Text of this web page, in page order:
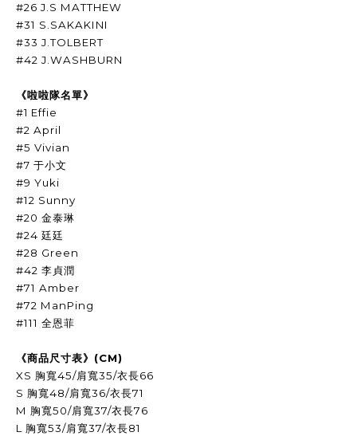
#26 J.S MATTHEW
#31 S.SAKAKINI
#33 J.TOLBERT
#42 J.WASHBURN
《啦啦隊名單》
#1 Effie
#2 April
#5 Vivian
#7 于小文
#9 Yuki
#12 Sunny
#20 金泰琳
#24 廷廷
#28 Green
#42 李貞潤
#71 Amber
#72 ManPing
#111 全恩菲
《商品尺寸表》 (CM)
XS 胸寬45/肩寬35/衣長66
S 胸寬48/肩寬36/衣長71
M 胸寬50/肩寬37/衣長76
L 胸寬53/肩寬37/衣長81